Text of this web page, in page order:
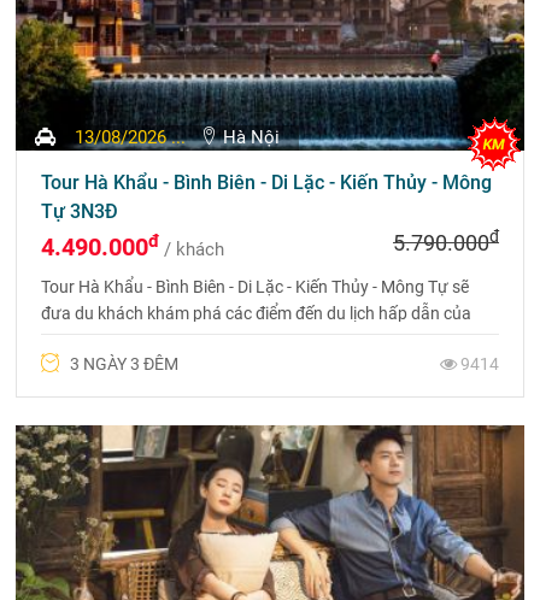
13/08/2026 ... Hà Nội
Tour Hà Khẩu - Bình Biên - Di Lặc - Kiến Thủy - Mông
Tự 3N3Đ
4.490.000đ / khách 5.790.000đ
Tour Hà Khẩu - Bình Biên - Di Lặc - Kiến Thủy - Mông Tự sẽ
đưa du khách khám phá các điểm đến du lịch hấp dẫn của
3 NGÀY 3 ĐÊM
9414